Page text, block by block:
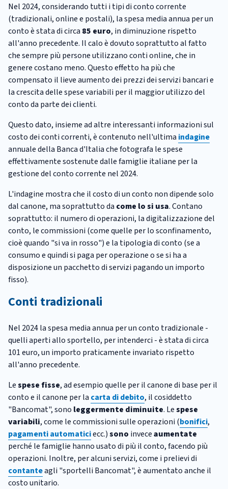
Nel 2024, considerando tutti i tipi di conto corrente
(tradizionali, online e postali), la spesa media annua per un
conto è stata di circa 85 euro, in diminuzione rispetto
all'anno precedente. Il calo è dovuto soprattutto al fatto
che sempre più persone utilizzano conti online, che in
genere costano meno. Questo effetto ha più che
compensato il lieve aumento dei prezzi dei servizi bancari e
la crescita delle spese variabili per il maggior utilizzo del
conto da parte dei clienti.
Questo dato, insieme ad altre interessanti informazioni sul
costo dei conti correnti, è contenuto nell'ultima indagine
annuale della Banca d'Italia che fotografa le spese
effettivamente sostenute dalle famiglie italiane per la
gestione del conto corrente nel 2024.
L'indagine mostra che il costo di un conto non dipende solo
dal canone, ma soprattutto da come lo si usa. Contano
soprattutto: il numero di operazioni, la digitalizzazione del
conto, le commissioni (come quelle per lo sconfinamento,
cioè quando "si va in rosso") e la tipologia di conto (se a
consumo e quindi si paga per operazione o se si ha a
disposizione un pacchetto di servizi pagando un importo
fisso).
Conti tradizionali
Nel 2024 la spesa media annua per un conto tradizionale -
quelli aperti allo sportello, per intenderci - è stata di circa
101 euro, un importo praticamente invariato rispetto
all'anno precedente.
Lespese fisse, ad esempio quelle per il canone di base per il
conto e il canone per la carta di debito, il cosiddetto
"Bancomat", sono leggermente diminuite. Lespese
variabili, come le commissioni sulle operazioni (bonifici,
pagamenti automaticiecc.)sono inveceaumentate
perché le famiglie hanno usato di più il conto, facendo più
operazioni. Inoltre, per alcuni servizi, come i prelievi di
contanteagli "sportelli Bancomat", è aumentato anche il
costo unitario.